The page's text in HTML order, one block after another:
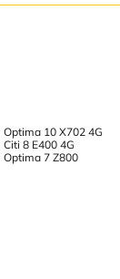
Optima 10 X702 4G
Citi 8 E400 4G
Optima 7 Z800